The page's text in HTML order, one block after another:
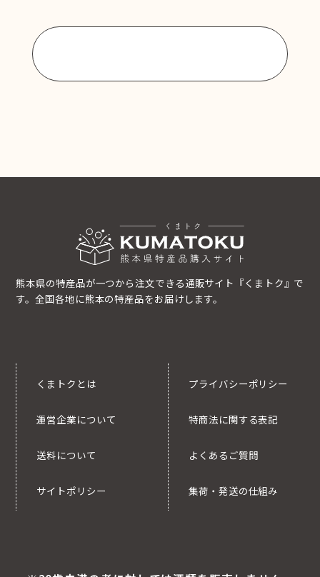
熊本県の特産品が一つから注文できる通販サイト『くまトク』で
す。全国各地に熊本の特産品をお届けします。
くまトクとは
運営企業について
送料について
サイトポリシー
プライバシーポリシー
特商法に関する表記
よくあるご質問
集荷・発送の仕組み